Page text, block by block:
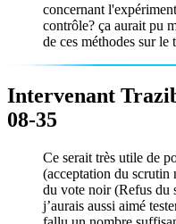
concernant
contrôle? ça aurait pu
de ces méthodes sur le
Intervenant
08-35
Ce serait très utile de
(acceptation du scrutin
du vote noir (Refus du
j’aurais aussi aimé